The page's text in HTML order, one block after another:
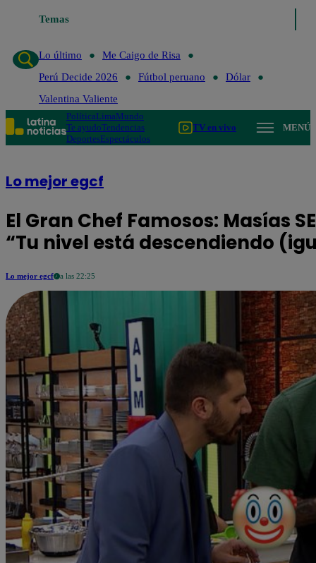
Temas
Me Caigo de Risa
Lo último
Me Caigo de Risa
Perú Decide 2026
Fútbol peruano
Dólar
Valentina Valiente
PolíticaLimaMundo
Te ayudoTendencias
DeportesEspectáculos
TV en vivo MENÚ
Lo mejor egcf
El Gran Chef Famosos: Masías
“Tu nivel está descendiendo
Lo mejor egcf a las 22:25